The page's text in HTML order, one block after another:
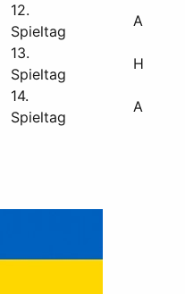
12.
Spieltag
A
13.
Spieltag
H
14.
Spieltag
A